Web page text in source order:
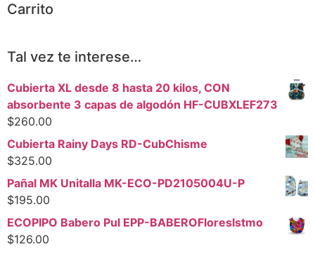
Carrito
Tal vez te interese…
Cubierta XL desde 8 hasta 20 kilos, CON
absorbente 3 capas de algodón HF-CUBXLEF273
$260.00
Cubierta Rainy Days RD-CubChisme
$325.00
Pañal MK Unitalla MK-ECO-PD2105004U-P
$195.00
ECOPIPO Babero Pul EPP-BABEROFloresIstmo
$126.00